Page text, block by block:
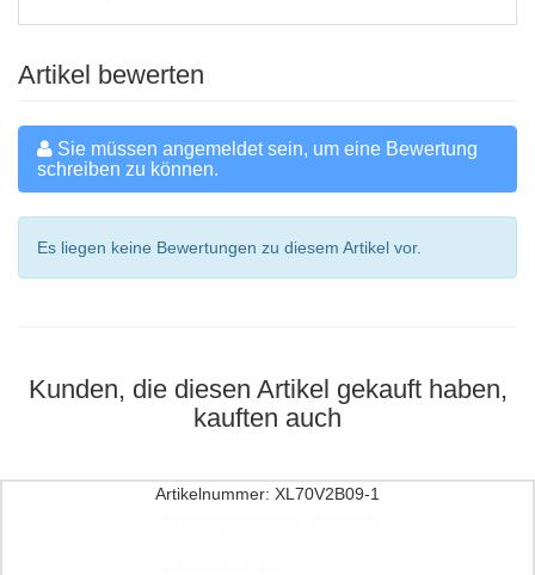
Artikel bewerten
Sie müssen angemeldet sein, um eine Bewertung
schreiben zu können.
Es liegen keine Bewertungen zu diesem Artikel vor.
Kunden, die diesen Artikel gekauft haben,
kauften auch
Artikelnummer: XL70V2B09-1